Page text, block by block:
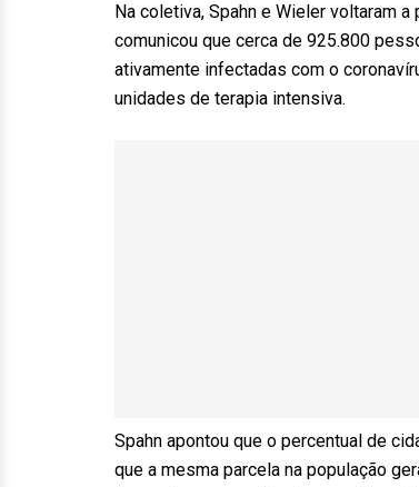
Na coletiva, Spahn e Wieler voltaram
comunicou que cerca de 925.800
ativamente infectadas com o
unidades de terapia intensiva.
Spahn apontou que o percentual de
que a mesma parcela na população